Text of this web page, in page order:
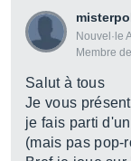
Nouvel·le
Membre
Salut à tous
Je vous
je fais parti
(mais pas pop-